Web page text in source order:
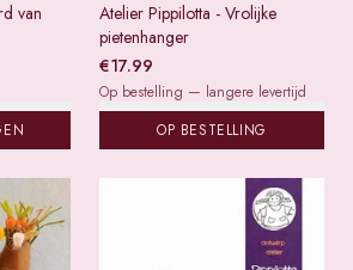
van
Atelier Pippilotta - Vrolijke
pietenhanger
€17.99
Op bestelling — langere levertijd
OP BESTELLING